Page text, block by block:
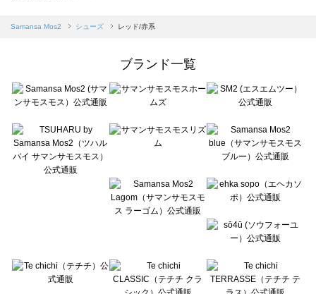
Samansa Mos2 blue（サマンサモスモス ブルー）のシューズ一覧
sō4ū（ソウフォーユー）のシューズ一覧
Te chichi（テチチ）のシューズ一覧
Te chichi CLASSIC（テチチ クラシック）のシューズ一覧
Lugnoncure（ルノンキュール）のシューズ一覧
BETTY'S BLUE（べティーズブルー）のシューズ一覧
Wpc.（ワールドパーティー）のシューズ一覧
Samansa Mos2 シューズ レッド/赤系
ブランド一覧